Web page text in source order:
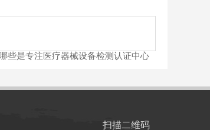
些是专注医疗器械设备检测认证中心
扫描二维码